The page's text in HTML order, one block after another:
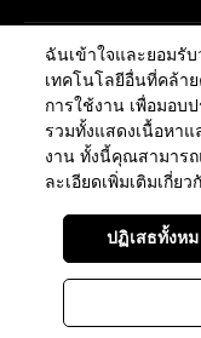
นโยบายความเ
ข้
ฉันเข้าใจและยอมรั
เทคโนโลยีอื่นที่คล้า
การใช้งาน เพื่อมอบ
รวมทั้งแสดงเนื้อหา
งาน ทั้งนี้คุณสามารถ
ละเอียดเพิ่มเติมเกี่ยว
ปฏิเสธทั้งห